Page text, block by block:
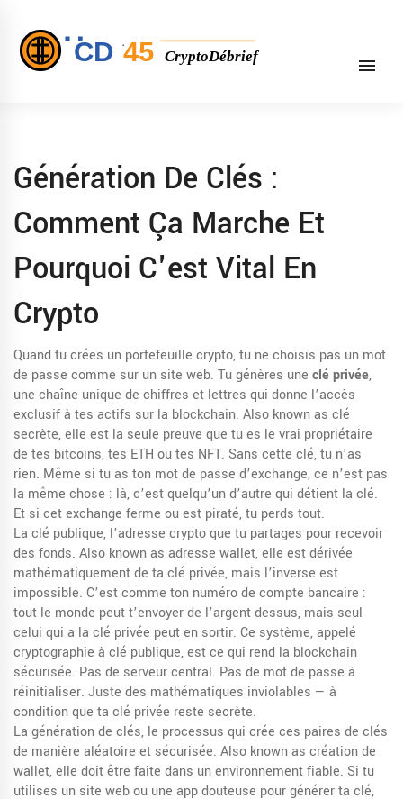
Génération De Clés :
Comment Ça Marche Et
Pourquoi C'est Vital En
Crypto
Quand tu crées un portefeuille crypto, tu ne choisis pas un mot
de passe comme sur un site web. Tu génères une clé privée,
une chaîne unique de chiffres et lettres qui donne l’accès
exclusif à tes actifs sur la blockchain. Also known as clé
secrète, elle est la seule preuve que tu es le vrai propriétaire
de tes bitcoins, tes ETH ou tes NFT. Sans cette clé, tu n’as
rien. Même si tu as ton mot de passe d’exchange, ce n’est pas
la même chose : là, c’est quelqu’un d’autre qui détient la clé.
Et si cet exchange ferme ou est piraté, tu perds tout.
La clé publique, l’adresse crypto que tu partages pour recevoir
des fonds. Also known as adresse wallet, elle est dérivée
mathématiquement de ta clé privée, mais l’inverse est
impossible. C’est comme ton numéro de compte bancaire :
tout le monde peut t’envoyer de l’argent dessus, mais seul
celui qui a la clé privée peut en sortir. Ce système, appelé
cryptographie à clé publique, est ce qui rend la blockchain
sécurisée. Pas de serveur central. Pas de mot de passe à
réinitialiser. Juste des mathématiques inviolables — à
condition que ta clé privée reste secrète.
La génération de clés, le processus qui crée ces paires de clés
de manière aléatoire et sécurisée. Also known as création de
wallet, elle doit être faite dans un environnement fiable. Si tu
utilises un site web ou une app douteuse pour générer ta clé,